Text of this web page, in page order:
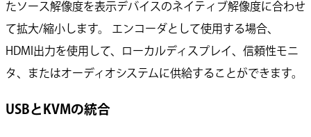
たソース解像度を表示デバイスのネイティブ解像度に合わせ
て拡大/縮小します。 エンコーダとして使用する場合、
HDMI出力を使用して、ローカルディスプレイ、信頼性モニ
タ、またはオーディオシステムに供給することができます。
USBとKVMの統合